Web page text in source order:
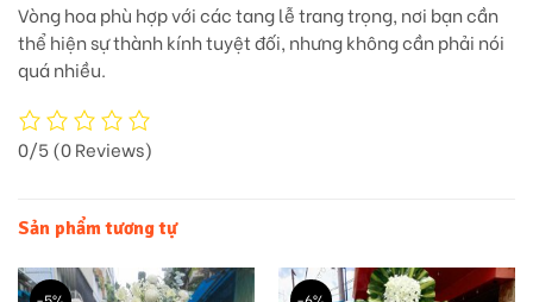
Vòng hoa phù hợp với các tang lễ trang trọng, nơi bạn cần
thể hiện sự thành kính tuyệt đối, nhưng không cần phải nói
quá nhiều.
0/5(0 Reviews)
Sản phẩm tương tự